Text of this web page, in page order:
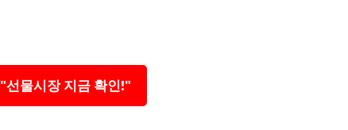
"선물시장 지금 확인!"